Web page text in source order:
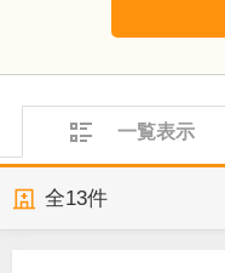
一覧表示
全13件